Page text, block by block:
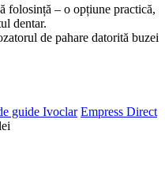
folosință – o opțiune practică,
dentar.
de pahare datorită buzei
Ivoclar Empress Direct